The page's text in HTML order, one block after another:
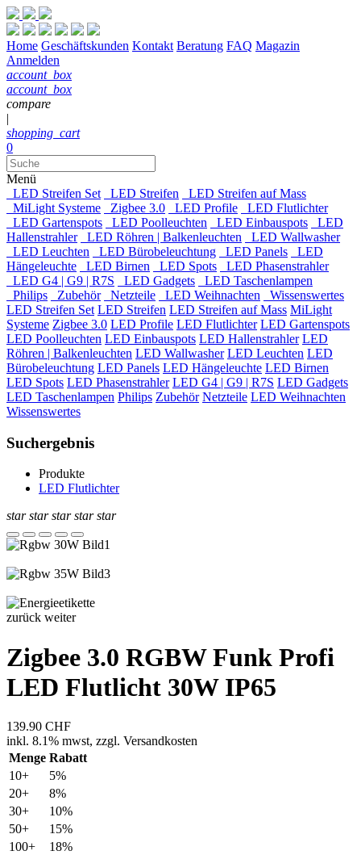
Home Geschäftskunden Kontakt Beratung FAQ Magazin
Anmelden
account_box
account_box
compare
|
shopping_cart
0
Menü
LED Streifen Set
LED Streifen
LED Streifen auf Mass
MiLight Systeme
Zigbee 3.0 LED Profile
LED Flutlichter
LED Gartenspots
LED Poolleuchten LED Einbauspots
LED
Hallenstrahler
LED Röhren | Balkenleuchten
LED Wallwasher
LED Leuchten
LED Bürobeleuchtung LED Panels
LED
Hängeleuchte
LED Birnen LED Spots
LED Phasenstrahler
LED G4 | G9 | R7S
LED Gadgets
LED Taschenlampen
Philips
Zubehör Netzteile LED Weihnachten
Wissenswertes
LED Streifen Set LED Streifen LED Streifen auf Mass MiLight
Systeme Zigbee 3.0 LED Profile LED Flutlichter LED Gartenspots
LED Poolleuchten LED Einbauspots LED Hallenstrahler LED
Röhren | Balkenleuchten LED Wallwasher LED Leuchten LED
Bürobeleuchtung LED Panels LED Hängeleuchte LED Birnen
LED Spots LED Phasenstrahler LED G4 | G9 | R7S LED Gadgets
LED Taschenlampen Philips Zubehör Netzteile LED Weihnachten
Wissenswertes
Suchergebnis
Produkte
LED Flutlichter
star star star star star
zurück weiter
Zigbee 3.0 RGBW Funk Profi
LED Flutlicht 30W IP65
139.90 CHF
inkl. 8.1% mwst, zzgl. Versandkosten
Menge Rabatt
10+
5%
20+
8%
30+
10%
50+
15%
100+
18%